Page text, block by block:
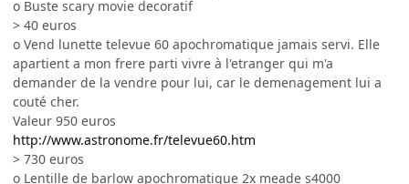
o Buste scary movie decoratif
> 40 euros
o Vend lunette televue 60 apochromatique jamais servi. Elle
apartient a mon frere parti vivre à l'etranger qui m'a
demander de la vendre pour lui, car le demenagement lui a
couté cher.
Valeur 950 euros
http://www.astronome.fr/televue60.htm
> 730 euros
o Lentille de barlow apochromatique 2x meade s4000